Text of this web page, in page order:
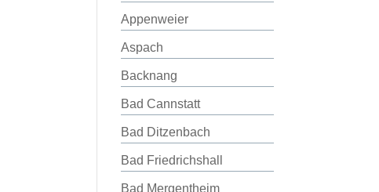
Appenweier
Aspach
Backnang
Bad Cannstatt
Bad Ditzenbach
Bad Friedrichshall
Bad Mergentheim